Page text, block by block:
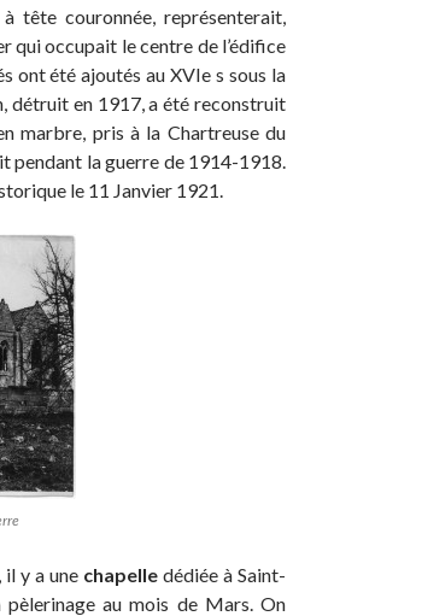
tête couronnée, représenterait,
qui occupait le centre de l’édifice
ont été ajoutés au XVIe s sous la
détruit en 1917, a été reconstruit
marbre, pris à la Chartreuse du
pendant la guerre de 1914-1918.
le 11 Janvier 1921.
y a une chapelle dédiée à Saint-
au mois de Mars. On